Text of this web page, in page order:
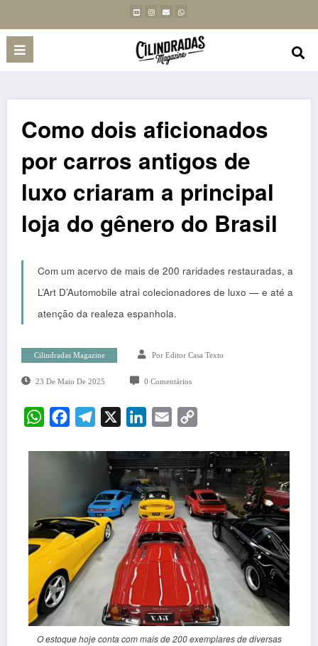
Como dois aficionados
por carros antigos de
luxo criaram a principal
loja do gênero do Brasil
Com um acervo de mais de 200 raridades restauradas, a
L’Art D’Automobile atrai colecionadores de luxo — e até a
atenção da realeza espanhola.
Cilindradas Magazine Por Editor Casa Texto
23 De Maio De 2025 0 Comentários
WhatsAppFacebookTelegram LinkedIn
Email
O estoque hoje conta com mais de 200 exemplares de diversas